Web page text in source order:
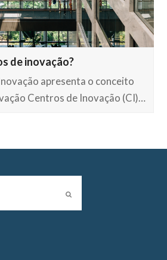
de inovação?
apresenta o conceito
Centros de Inovação (CI)…